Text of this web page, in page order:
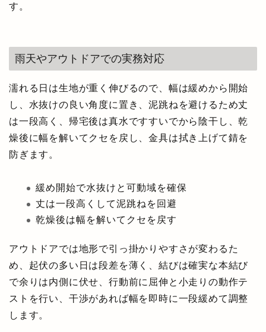
す。
雨天やアウトドアでの実務対応
濡れる日は生地が重く伸びるので、幅は緩めから開始
し、水抜けの良い角度に置き、泥跳ねを避けるため丈
は一段高く、帰宅後は真水ですすいでから陰干し、乾
燥後に幅を解いてクセを戻し、金具は拭き上げて錆を
防ぎます。
緩め開始で水抜けと可動域を確保
丈は一段高くして泥跳ねを回避
乾燥後は幅を解いてクセを戻す
アウトドアでは地形で引っ掛かりやすさが変わるた
め、起伏の多い日は段差を薄く、結びは確実な本結び
で余りは内側に伏せ、行動前に屈伸と小走りの動作テ
ストを行い、干渉があれば幅を即時に一段緩めて調整
します。